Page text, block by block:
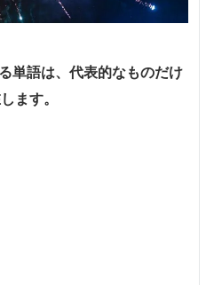
単語は、代表的なものだけ
ます。